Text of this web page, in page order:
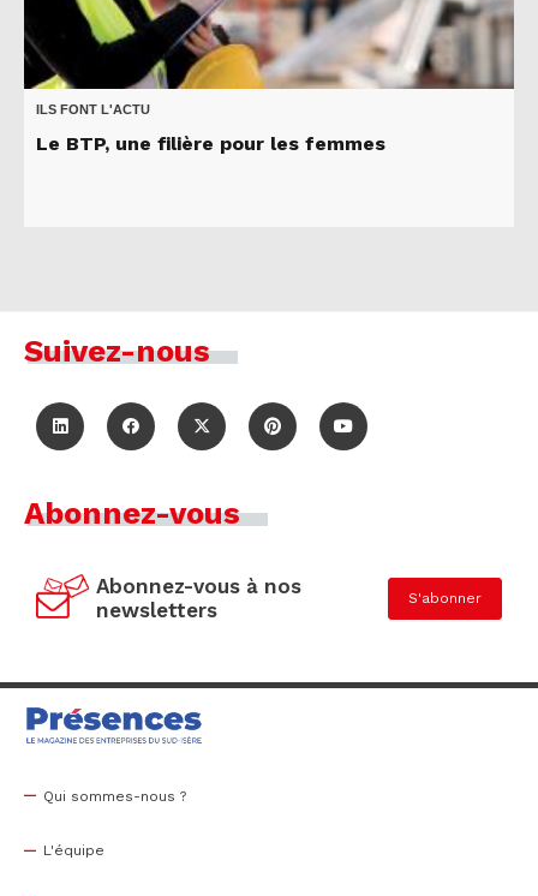
ILS FONT L'ACTU
Le BTP, une filière pour les femmes
Suivez-nous
Abonnez-vous
Abonnez-vous à nos
newsletters
S'abonner
Qui sommes-nous ?
L'équipe